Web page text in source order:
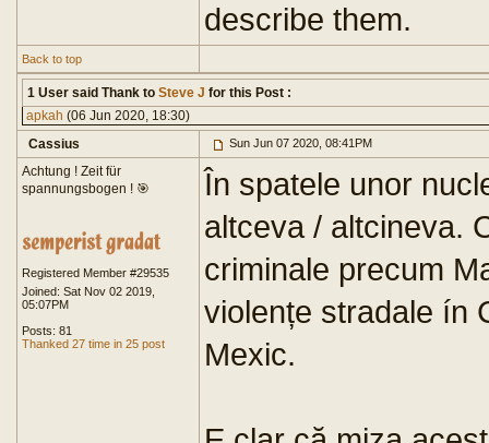
describe them.
Back to top
1 User said Thank to Steve J for this Post :
apkah (06 Jun 2020, 18:30)
Cassius
Sun Jun 07 2020, 08:41PM
Achtung ! Zeit für
spannungsbogen ! 🎯
Registered Member #29535
Joined: Sat Nov 02 2019,
05:07PM
Posts: 81
Thanked 27 time in 25 post
În spatele unor
altceva / altcineva.
criminale precum
violențe stradale ín
Mexic.